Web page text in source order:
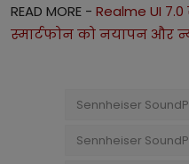
READ MORE - Realme UI
स्मार्टफोन को नयापन और
Sennheiser
Sennheiser